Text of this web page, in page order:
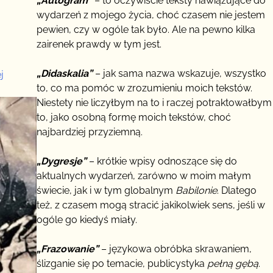
kosztuje
wydarzeń z mojego życia, choć czasem nie jestem
pewien, czy w ogóle tak było. Ale na pewno kilka
zairenek prawdy w tym jest.
„Didaskalia”– jak sama nazwa wskazuje, wszystko
to, co ma pomóc w zrozumieniu moich tekstów.
Niestety nie liczyłbym na to i raczej potraktowałbym
to, jako osobną formę moich tekstów, choć
najbardziej przyziemną.
„Dygresje”– krótkie wpisy odnoszące się do
aktualnych wydarzeń, zarówno w moim małym
świecie, jak i w tym globalnym Babilonie. Dlatego
też, z czasem mogą stracić jakikolwiek sens, jeśli w
ogóle go kiedyś miały.
„Frazowanie”– językowa obróbka skrawaniem,
ślizganie się po temacie, publicystyka pełną gębą.